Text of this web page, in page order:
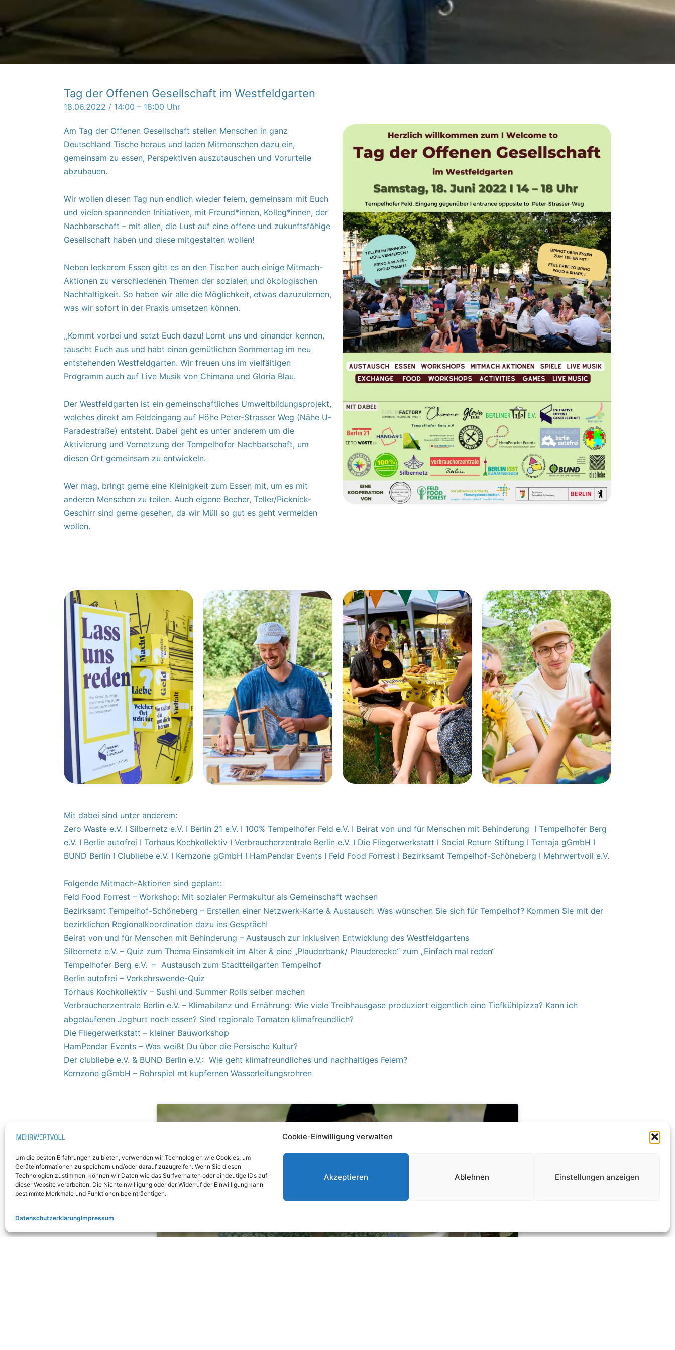
Cookie-Einwilligung verwalten
Um die besten Erfahrungen zu bieten, verwenden wir Technologien wie Cookies, um
Geräteinformationen zu speichern und/oder darauf zuzugreifen. Wenn Sie diesen
Technologien zustimmen, können wir Daten wie das Surfverhalten oder eindeutige IDs auf
dieser Website verarbeiten. Die Nichteinwilligung oder der Widerruf der Einwilligung kann
bestimmte Merkmale und Funktionen beeinträchtigen.
Akzeptieren Ablehnen Einstellungen anzeigen
DatenschutzerklärungImpressum
Tag der Offenen Gesellschaft im Westfeldgarten
18.06.2022 / 14:00 – 18:00 Uhr
Am Tag der Offenen Gesellschaft stellen Menschen in ganz
Deutschland Tische heraus und laden Mitmenschen dazu ein,
gemeinsam zu essen, Perspektiven auszutauschen und Vorurteile
abzubauen.
Wir wollen diesen Tag nun endlich wieder feiern, gemeinsam mit Euch
und vielen spannenden Initiativen, mit Freund*innen, Kolleg*innen, der
Nachbarschaft – mit allen, die Lust auf eine offene und zukunftsfähige
Gesellschaft haben und diese mitgestalten wollen!
Neben leckerem Essen gibt es an den Tischen auch einige Mitmach-
Aktionen zu verschiedenen Themen der sozialen und ökologischen
Nachhaltigkeit. So haben wir alle die Möglichkeit, etwas dazuzulernen,
was wir sofort in der Praxis umsetzen können.
,,Kommt vorbei und setzt Euch dazu! Lernt uns und einander kennen,
tauscht Euch aus und habt einen gemütlichen Sommertag im neu
entstehenden Westfeldgarten. Wir freuen uns im vielfältigen
Programm auch auf Live Musik von Chimana und Gloria Blau.
Der Westfeldgarten ist ein gemeinschaftliches Umweltbildungsprojekt,
welches direkt am Feldeingang auf Höhe Peter-Strasser Weg (Nähe U-
Paradestraße) entsteht. Dabei geht es unter anderem um die
Aktivierung und Vernetzung der Tempelhofer Nachbarschaft, um
diesen Ort gemeinsam zu entwickeln.
Wer mag, bringt gerne eine Kleinigkeit zum Essen mit, um es mit
anderen Menschen zu teilen. Auch eigene Becher, Teller/Picknick-
Geschirr sind gerne gesehen, da wir Müll so gut es geht vermeiden
wollen.
Mit dabei sind unter anderem:
Zero Waste e.V. I Silbernetz e.V. I Berlin 21 e.V. I 100% Tempelhofer Feld e.V. I Beirat von und für Menschen mit Behinderung I Tempelhofer Berg
e.V. I Berlin autofrei I Torhaus Kochkollektiv I Verbraucherzentrale Berlin e.V. I Die Fliegerwerkstatt I Social Return Stiftung I Tentaja gGmbH I
BUND Berlin I Clubliebe e.V. I Kernzone gGmbH I HamPendar Events I Feld Food Forrest I Bezirksamt Tempelhof-Schöneberg I Mehrwertvoll e.V.
Folgende Mitmach-Aktionen sind geplant:
Feld Food Forrest – Workshop: Mit sozialer Permakultur als Gemeinschaft wachsen
Bezirksamt Tempelhof-Schöneberg – Erstellen einer Netzwerk-Karte & Austausch: Was wünschen Sie sich für Tempelhof? Kommen Sie mit der
bezirklichen Regionalkoordination dazu ins Gespräch!
Beirat von und für Menschen mit Behinderung – Austausch zur inklusiven Entwicklung des Westfeldgartens
Silbernetz e.V. – Quiz zum Thema Einsamkeit im Alter & eine „Plauderbank/ Plauderecke“ zum „Einfach mal reden“
Tempelhofer Berg e.V. – Austausch zum Stadtteilgarten Tempelhof
Berlin autofrei – Verkehrswende-Quiz
Torhaus Kochkollektiv – Sushi und Summer Rolls selber machen
Verbraucherzentrale Berlin e.V. – Klimabilanz und Ernährung: Wie viele Treibhausgase produziert eigentlich eine Tiefkühlpizza? Kann ich
abgelaufenen Joghurt noch essen? Sind regionale Tomaten klimafreundlich?
Die Fliegerwerkstatt – kleiner Bauworkshop
HamPendar Events – Was weißt Du über die Persische Kultur?
Der clubliebe e.V. & BUND Berlin e.V.: Wie geht klimafreundliches und nachhaltiges Feiern?
Kernzone gGmbH – Rohrspiel mt kupfernen Wasserleitungsrohren